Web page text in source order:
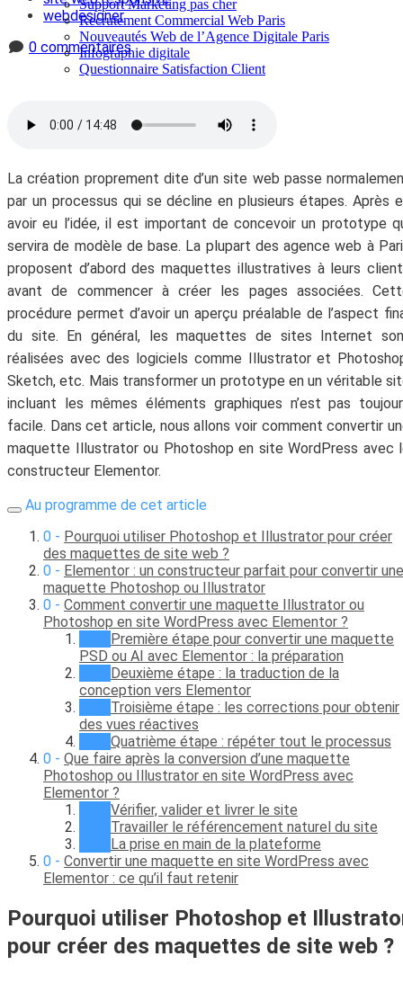
Support Marketing pas cher
Recrutement Commercial Web Paris
Nouveautés Web de l’Agence Digitale Paris
Infographie digitale
Questionnaire Satisfaction Client
webdesigner
0 commentaires
La création proprement dite d’un site web passe
par un processus qui se décline en plusieurs étapes. Après
avoir eu l’idée, il est important de concevoir un prototype
servira de modèle de base. La plupart des agence web à
proposent d’abord des maquettes illustratives à leurs
avant de commencer à créer les pages associées.
procédure permet d’avoir un aperçu préalable de l’aspect
du site. En général, les maquettes de sites Internet
réalisées avec des logiciels comme Illustrator et
Sketch, etc. Mais transformer un prototype en un véritable
incluant les mêmes éléments graphiques n’est pas
facile. Dans cet article, nous allons voir comment convertir
maquette Illustrator ou Photoshop en site WordPress avec
constructeur Elementor.
Au programme de cet article
Pourquoi utiliser Photoshop et Illustrator pour créer
des maquettes de site web ?
Elementor : un constructeur parfait pour convertir une
maquette Photoshop ou Illustrator
Comment convertir une maquette Illustrator ou
Photoshop en site WordPress avec Elementor ?
Première étape pour convertir une maquette
PSD ou AI avec Elementor : la préparation
Deuxième étape : la traduction de la
conception vers Elementor
Troisième étape : les corrections pour obtenir
des vues réactives
Quatrième étape : répéter tout le processus
Que faire après la conversion d’une maquette
Photoshop ou Illustrator en site WordPress avec
Elementor ?
Vérifier, valider et livrer le site
Travailler le référencement naturel du site
La prise en main de la plateforme
Convertir une maquette en site WordPress avec
Elementor : ce qu’il faut retenir
Pourquoi utiliser Photoshop et
pour créer des maquettes de site web ?